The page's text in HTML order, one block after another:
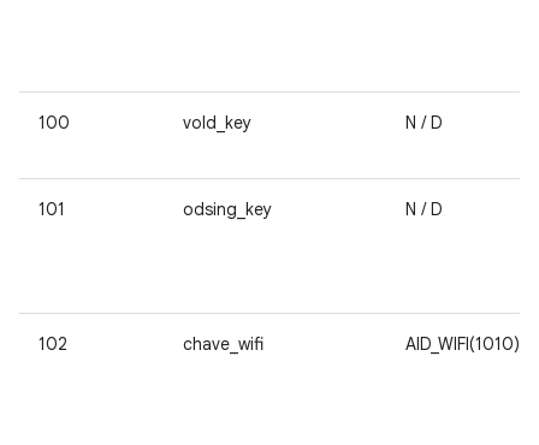
100 vold_key N / D
101 odsing_key N / D
102 chave_wifi AID_WIFI(1010)